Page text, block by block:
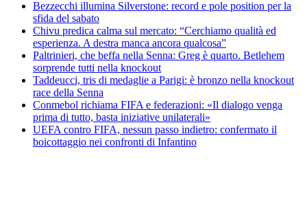
Bezzecchi illumina Silverstone: record e pole position per la
sfida del sabato
Chivu predica calma sul mercato: “Cerchiamo qualità ed
esperienza. A destra manca ancora qualcosa”
Paltrinieri, che beffa nella Senna: Greg è quarto. Betlehem
sorprende tutti nella knockout
Taddeucci, tris di medaglie a Parigi: è bronzo nella knockout
race della Senna
Conmebol richiama FIFA e federazioni: «Il dialogo venga
prima di tutto, basta iniziative unilaterali»
UEFA contro FIFA, nessun passo indietro: confermato il
boicottaggio nei confronti di Infantino